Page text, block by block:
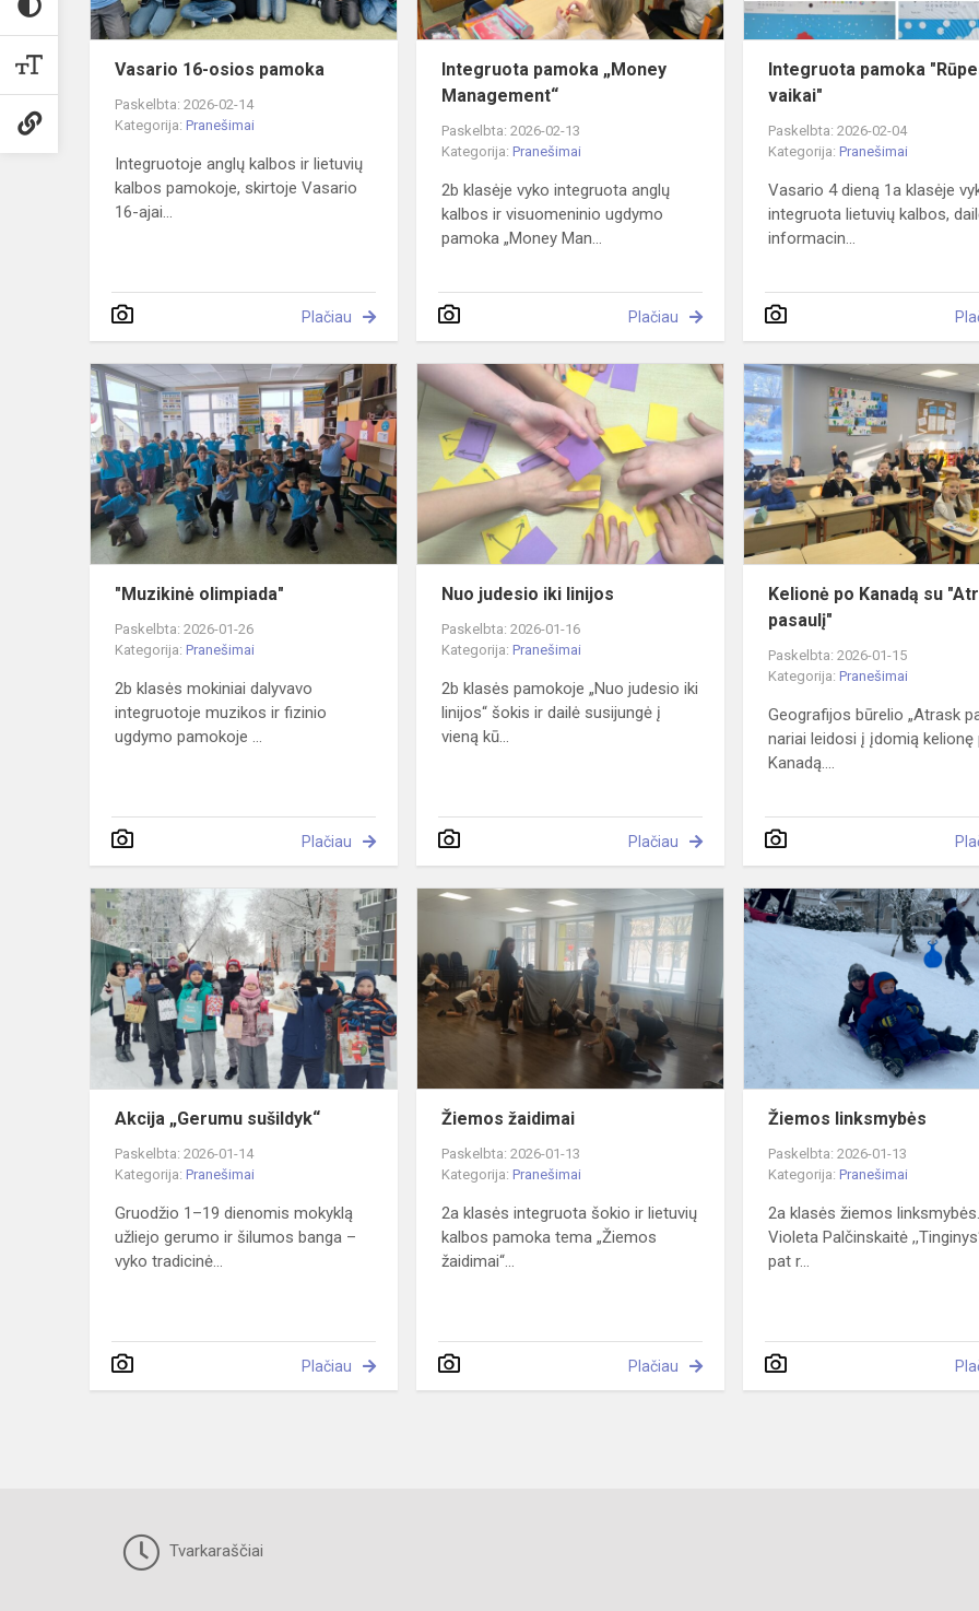
Vasario 16-osios pamoka
Paskelbta: 2026-02-14
Kategorija: Pranešimai
Integruotoje anglų kalbos ir lietuvių
kalbos pamokoje, skirtoje Vasario
16-ajai...
Plačiau
Integruota pamoka „Money
Management“
Paskelbta: 2026-02-13
Kategorija:Pranešimai
2b klasėje vyko integruota anglų
kalbos ir visuomeninio ugdymo
pamoka „Money Man...
Plačiau
Integruota pamoka
vaikai"
Paskelbta: 2026-02-04
Kategorija:Pranešimai
Vasario 4 dieną 1a klasėje
integruota lietuvių kalbos,
informacin...
"Muzikinė
olimpiada"
"Muzikinė olimpiada"
Paskelbta: 2026-01-26
Kategorija: Pranešimai
2b klasės mokiniai dalyvavo
integruotoje muzikos ir fizinio
ugdymo pamokoje ...
Plačiau
Nuo
judesio
iki
linijos
Nuo judesio iki linijos
Paskelbta: 2026-01-16
Kategorija:Pranešimai
2b klasės pamokoje „Nuo judesio iki
linijos“ šokis ir dailė susijungė į
vieną kū...
Plačiau
Kelionė po Kanadą su
pasaulį"
Paskelbta: 2026-01-15
Kategorija:Pranešimai
Geografijos būrelio „Atrask
nariai leidosi į įdomią kelionę
Kanadą....
Akcija
„Gerumu
sušildyk“
Akcija „Gerumu sušildyk“
Paskelbta: 2026-01-14
Kategorija: Pranešimai
Gruodžio 1–19 dienomis mokyklą
užliejo gerumo ir šilumos banga –
vyko tradicinė...
Plačiau
Žiemos
žaidimai
Žiemos žaidimai
Paskelbta: 2026-01-13
Kategorija:Pranešimai
2a klasės integruota šokio ir lietuvių
kalbos pamoka tema „Žiemos
žaidimai“...
Plačiau
Žiemos linksmybės
Paskelbta: 2026-01-13
Kategorija:Pranešimai
2a klasės žiemos linksmybės.
Violeta Palčinskaitė
pat r...
Tvarkaraščiai